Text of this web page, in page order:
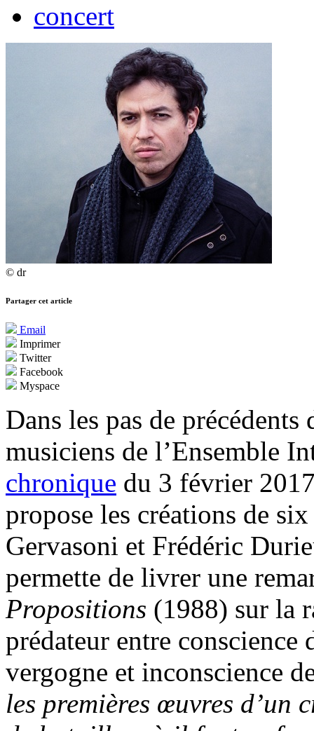
concert
© dr
Partager cet article
Email
Imprimer
Twitter
Facebook
Myspace
Dans les pas de
musiciens de l’Ensemble
chronique du 3 février
propose les créations de
Gervasoni et Frédéric
permette de livrer une
Propositions (1988) sur la
prédateur entre conscience
vergogne et inconscience
les premières œuvres d’un